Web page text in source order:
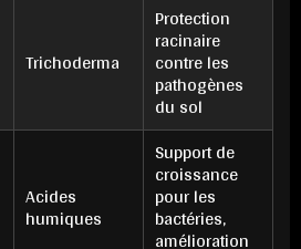
Trichoderma
Protection
racinaire
contre les
pathogènes
du sol
Acides
humiques
Support de
croissance
pour les
bactéries,
amélioration